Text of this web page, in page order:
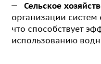
Сельское
организации
что способствует
использованию